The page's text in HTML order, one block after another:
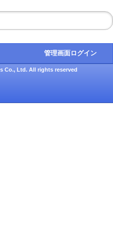
管理画面ログイン
Co., Ltd. All rights reserved